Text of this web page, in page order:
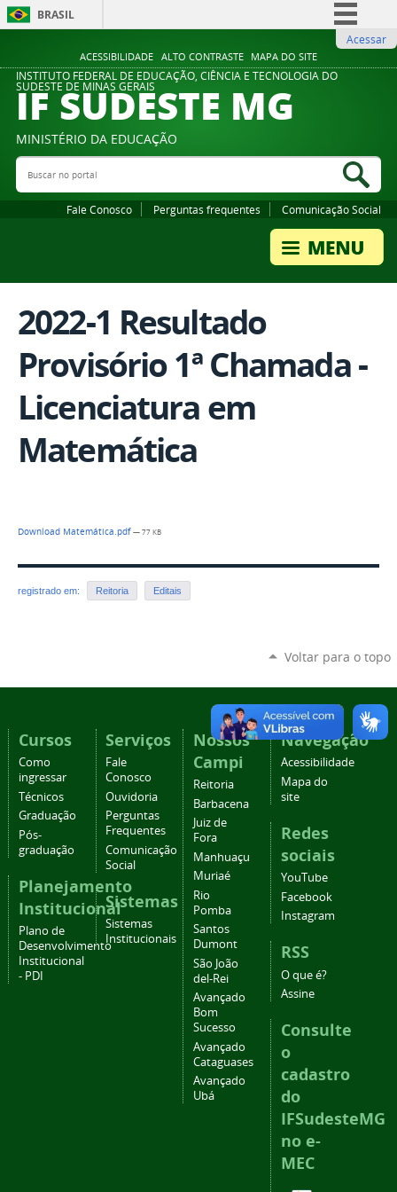
ACESSIBILIDADE ALTO CONTRASTE MAPA DO SITE
BRASIL
Comunica BR
Participe
Legislação
Acessar
INSTITUTO FEDERAL DE EDUCAÇÃO, CIÊNCIA E TECNOLOGIA DO
SUDESTE DE MINAS GERAIS
IF SUDESTE MG
MINISTÉRIO DA EDUCAÇÃO
Buscar no portal
Fale Conosco Perguntas frequentes Comunicação Social
2022-1 Resultado
Provisório 1ª Chamada -
Licenciatura em
Matemática
Download Matemática.pdf— 77 KB
registrado em: Reitoria Editais
Voltar para o topo
Cursos
Como
ingressar
Técnicos
Graduação
Pós-
graduação
Planejamento
Institucional
Plano de
Desenvolvimento
Institucional
- PDI
Serviços
Fale
Conosco
Ouvidoria
Perguntas
Frequentes
Comunicação
Social
Sistemas
Sistemas
Institucionais
Nossos
Campi
Reitoria
Barbacena
Juiz de
Fora
Manhuaçu
Muriaé
Rio
Pomba
Santos
Dumont
São João
del-Rei
Avançado
Bom
Sucesso
Avançado
Cataguases
Avançado
Ubá
Navegação
Acessibilidade
Mapa do
site
Redes
sociais
YouTube
Facebook
Instagram
RSS
O que é?
Assine
Consulte
o
cadastro
do
IFSudesteMG
no e-
MEC